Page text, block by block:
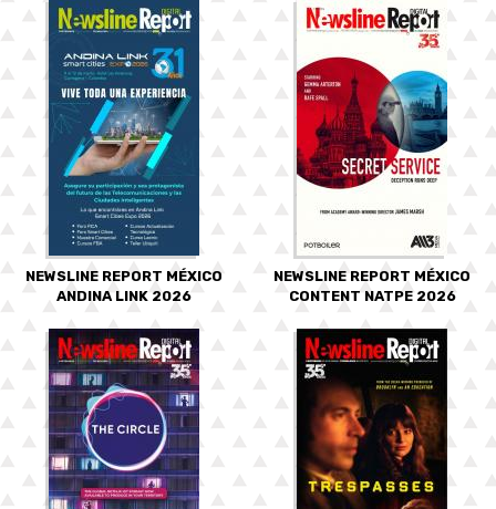
NEWSLINE REPORT MÉXICO
ANDINA LINK 2026
NEWSLINE REPORT MÉXICO
CONTENT NATPE 2026